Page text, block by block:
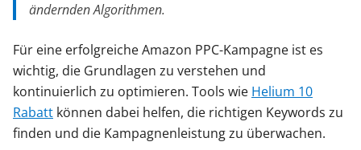
ändernden Algorithmen.
Für eine erfolgreiche Amazon PPC-Kampagne ist es
wichtig, die Grundlagen zu verstehen und
kontinuierlich zu optimieren. Tools wie Helium 10
Rabatt können dabei helfen, die richtigen Keywords zu
finden und die Kampagnenleistung zu überwachen.